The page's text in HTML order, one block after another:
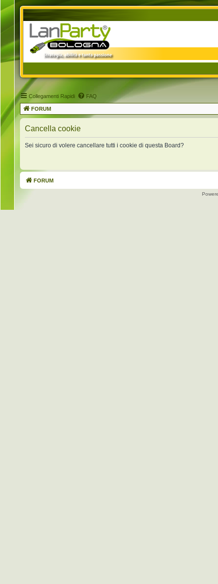
Collegamenti Rapidi FAQ
FORUM
Cancella cookie
Sei sicuro di volere cancellare tutti i cookie di questa Board?
FORUM